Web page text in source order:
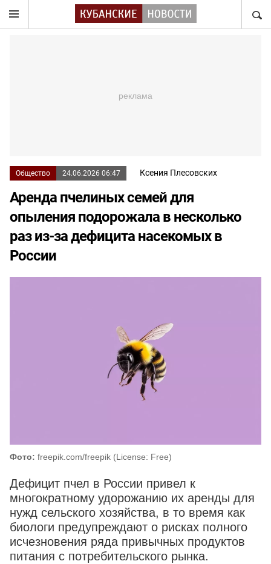
Общество 24.06.2026 06:47 Ксения Плесовских
Аренда пчелиных семей для
опыления подорожала в несколько
раз из-за дефицита насекомых в
России
Фото: freepik.com/freepik (License: Free)
Дефицит пчел в России привел к
многократному удорожанию их аренды для
нужд сельского хозяйства, в то время как
биологи предупреждают о рисках полного
исчезновения ряда привычных продуктов
питания с потребительского рынка.